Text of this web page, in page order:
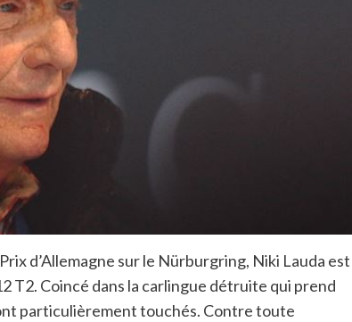
d’Allemagne sur le Nürburgring, Niki Lauda est
T2. Coincé dans la carlingue détruite qui prend
particulièrement touchés. Contre toute